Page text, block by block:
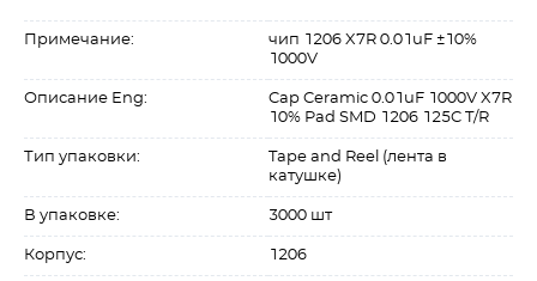
Примечание:
чип 1206 X7R 0.01uF ±10%
1000V
Описание Eng:
Cap Ceramic 0.01uF 1000V X7R
10% Pad SMD 1206 125C T/R
Тип упаковки:
Tape and Reel (лента в
катушке)
В упаковке: 3000 шт
Корпус: 1206